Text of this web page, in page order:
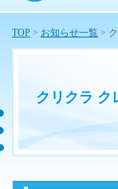
クリクラ ク
TOP > お知らせ一覧 >